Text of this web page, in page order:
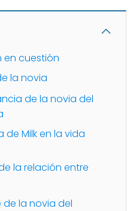
en cuestión
la novia
de la novia del
de Milk en la vida
la relación entre
de la novia del